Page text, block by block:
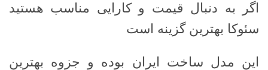
اگر به دنبال قیمت و کارایی مناسب هستید
سئوکا بهترین گزینه است
این مدل ساخت ایران بوده و جزوه بهترین